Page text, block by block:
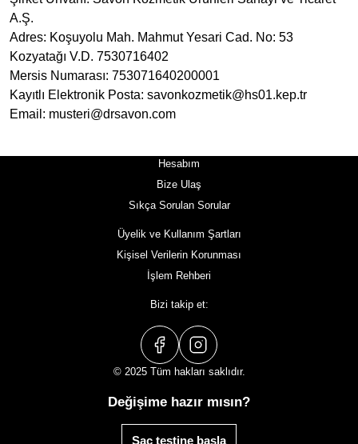
A.Ş.
Adres: Koşuyolu Mah. Mahmut Yesari Cad. No: 53
Kozyatağı V.D. 7530716402
Mersis Numarası: 753071640200001
Kayıtlı Elektronik Posta: savonkozmetik@hs01.kep.tr
Email: musteri@drsavon.com
Hesabım
Bize Ulaş
Sıkça Sorulan Sorular
Üyelik ve Kullanım Şartları
Kişisel Verilerin Korunması
İşlem Rehberi
Bizi takip et:
© 2025 Tüm hakları saklıdır.
Değişime hazır mısın?
Saç testine başla